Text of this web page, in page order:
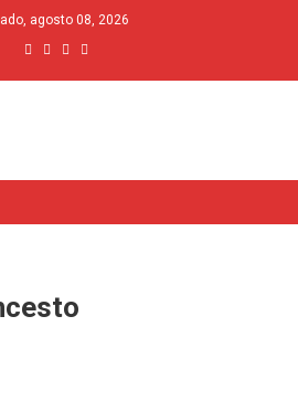
agosto 08, 2026